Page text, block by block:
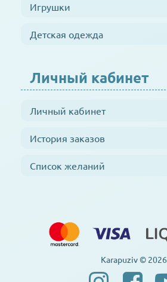
Игрушки
Детская одежда
Личный кабинет
Личный кабинет
История заказов
Список желаний
Karapuziv © 2026